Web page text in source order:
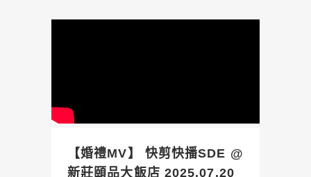
【婚禮MV】 快剪快播SDE @
新莊頤品大飯店 2025.07.20